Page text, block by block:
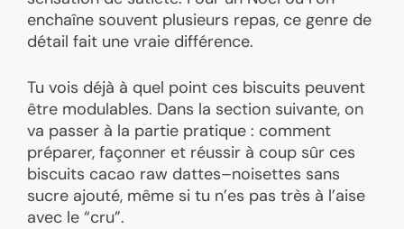
enchaîne souvent plusieurs repas, ce genre de
détail fait une vraie différence.
Tu vois déjà à quel point ces biscuits peuvent
être modulables. Dans la section suivante, on
va passer à la partie pratique : comment
préparer, façonner et réussir à coup sûr ces
biscuits cacao raw dattes–noisettes sans
sucre ajouté, même si tu n’es pas très à l’aise
avec le “cru”.